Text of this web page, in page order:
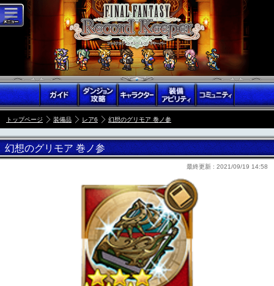
トップページ 装備品 レア6 幻想のグリモア 巻ノ参
幻想のグリモア 巻ノ参
最終更新 : 2021/09/19 14:58